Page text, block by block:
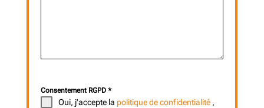
Consentement RGPD *
Oui, j’accepte la politique de confidentialité,